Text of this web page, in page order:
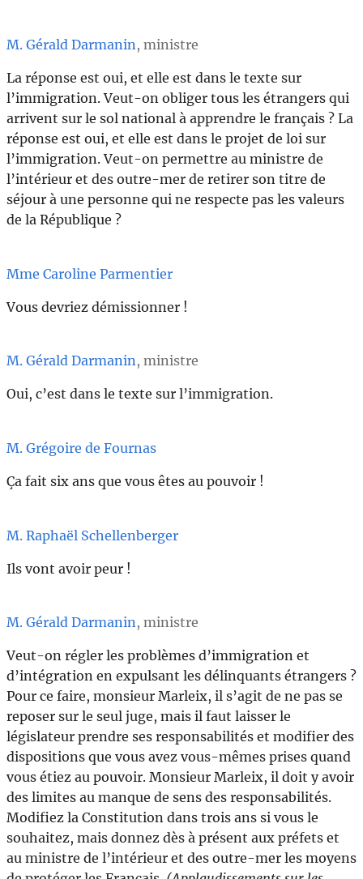
M. Gérald Darmanin, ministre
La réponse est oui, et elle est dans le texte sur
l’immigration. Veut-on obliger tous les étrangers qui
arrivent sur le sol national à apprendre le français ? La
réponse est oui, et elle est dans le projet de loi sur
l’immigration. Veut-on permettre au ministre de
l’intérieur et des outre-mer de retirer son titre de
séjour à une personne qui ne respecte pas les valeurs
de la République ?
Mme Caroline Parmentier
Vous devriez démissionner !
M. Gérald Darmanin, ministre
Oui, c’est dans le texte sur l’immigration.
M. Grégoire de Fournas
Ça fait six ans que vous êtes au pouvoir !
M. Raphaël Schellenberger
Ils vont avoir peur !
M. Gérald Darmanin, ministre
Veut-on régler les problèmes d’immigration et
d’intégration en expulsant les délinquants étrangers ?
Pour ce faire, monsieur Marleix, il s’agit de ne pas se
reposer sur le seul juge, mais il faut laisser le
législateur prendre ses responsabilités et modifier des
dispositions que vous avez vous-mêmes prises quand
vous étiez au pouvoir. Monsieur Marleix, il doit y avoir
des limites au manque de sens des responsabilités.
Modifiez la Constitution dans trois ans si vous le
souhaitez, mais donnez dès à présent aux préfets et
au ministre de l’intérieur et des outre-mer les moyens